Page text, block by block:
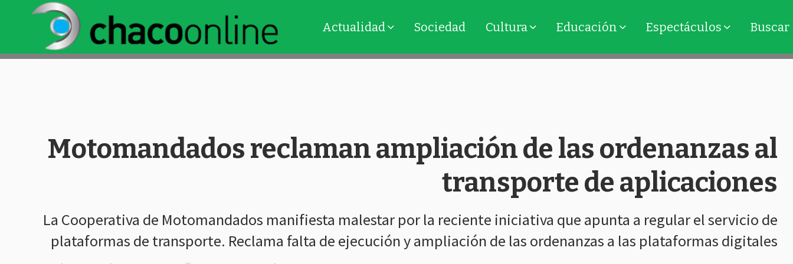
Actualidad Sociedad Cultura Educación Espectáculos Buscar
Motomandados reclaman ampliación de las ordenanzas al
transporte de aplicaciones
La Cooperativa de Motomandados manifiesta malestar por la reciente iniciativa que apunta a regular el servicio de
plataformas de transporte. Reclama falta de ejecución y ampliación de las ordenanzas a las plataformas digitales